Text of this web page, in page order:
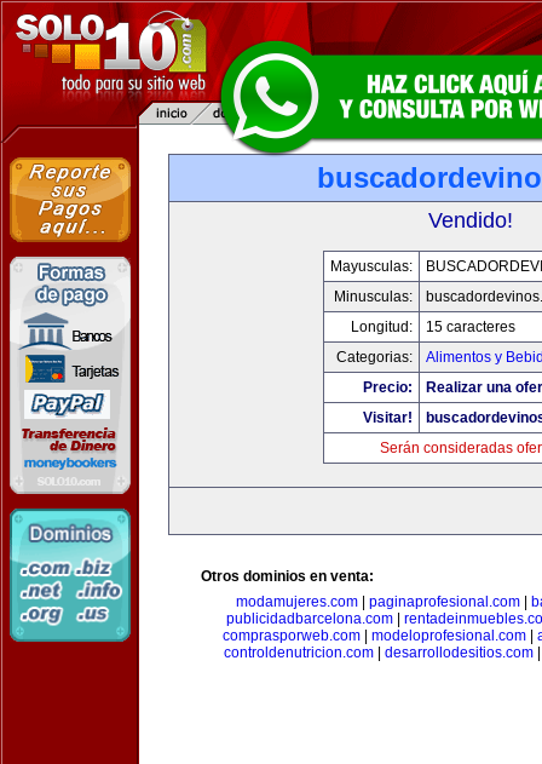
Vendido!
Mayusculas:
Minusculas:
Longitud:
15 caracteres
Categorias:
Alimentos y
Precio:
Realizar una
Visitar!
Serán consideradas
Otros dominios en venta:
modamujeres.com
paginaprofesional.com
publicidadbarcelona.com
comprasporweb.com| modeloprofesional.com|
controldenutricion.com
desarrollodesitios.com